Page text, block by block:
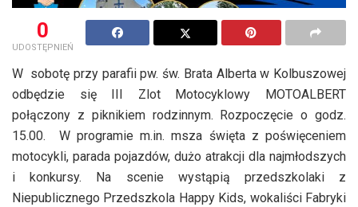
0
UDOSTĘPNIEŃ
W sobotę przy parafii pw. św. Brata Alberta w Kolbuszowej
odbędzie się III Zlot Motocyklowy MOTOALBERT
połączony z piknikiem rodzinnym. Rozpoczęcie o godz.
15.00. W programie m.in. msza święta z poświęceniem
motocykli, parada pojazdów, dużo atrakcji dla najmłodszych
i konkursy. Na scenie wystąpią przedszkolaki z
Niepublicznego Przedszkola Happy Kids, wokaliści Fabryki